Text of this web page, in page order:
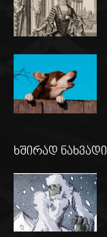
ხშირად ნახვადი